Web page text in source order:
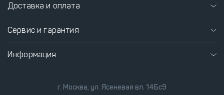
Доставка и оплата
Сервис и гарантия
Информация
г. Москва, ул. Ясеневая вл. 14Бс9